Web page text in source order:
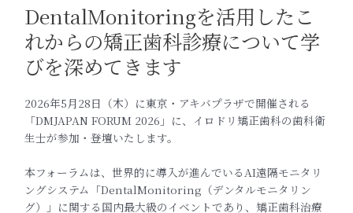
DentalMonitoringを活用したこ
れからの矯正歯科診療について学
びを深めてきます
2026年5月28日（木）に東京・アキバプラザで開催される
「DMJAPAN FORUM 2026」に、イロドリ矯正歯科の歯科衛
生士が参加・登壇いたします。
本フォーラムは、世界的に導入が進んでいるAI遠隔モニタリ
ングシステム「DentalMonitoring（デンタルモニタリン
グ）」に関する国内最大級のイベントであり、矯正歯科治療